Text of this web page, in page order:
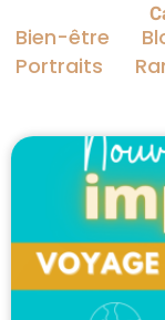
Bien-être
Portraits